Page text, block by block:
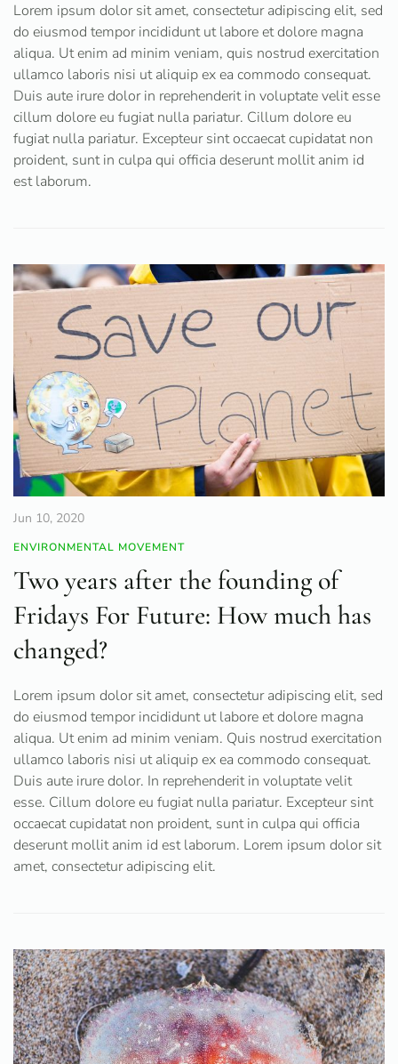
Lorem ipsum dolor sit amet, consectetur adipiscing elit, sed
do eiusmod tempor incididunt ut labore et dolore magna
aliqua. Ut enim ad minim veniam, quis nostrud exercitation
ullamco laboris nisi ut aliquip ex ea commodo consequat.
Duis aute irure dolor in reprehenderit in voluptate velit esse
cillum dolore eu fugiat nulla pariatur. Cillum dolore eu
fugiat nulla pariatur. Excepteur sint occaecat cupidatat non
proident, sunt in culpa qui officia deserunt mollit anim id
est laborum.
Jun 10, 2020
ENVIRONMENTAL MOVEMENT
Two years after the founding of
Fridays For Future: How much has
changed?
Lorem ipsum dolor sit amet, consectetur adipiscing elit, sed
do eiusmod tempor incididunt ut labore et dolore magna
aliqua. Ut enim ad minim veniam. Quis nostrud exercitation
ullamco laboris nisi ut aliquip ex ea commodo consequat.
Duis aute irure dolor. In reprehenderit in voluptate velit
esse. Cillum dolore eu fugiat nulla pariatur. Excepteur sint
occaecat cupidatat non proident, sunt in culpa qui officia
deserunt mollit anim id est laborum. Lorem ipsum dolor sit
amet, consectetur adipiscing elit.